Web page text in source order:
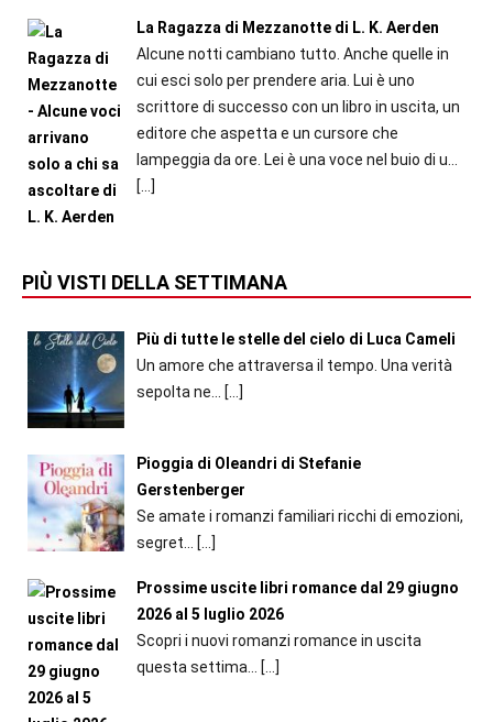
La Ragazza di Mezzanotte di L. K. Aerden
Alcune notti cambiano tutto. Anche quelle in
cui esci solo per prendere aria. Lui è uno
scrittore di successo con un libro in uscita, un
editore che aspetta e un cursore che
lampeggia da ore. Lei è una voce nel buio di u...
[…]
PIÙ VISTI DELLA SETTIMANA
Più di tutte le stelle del cielo di Luca Cameli
Un amore che attraversa il tempo. Una verità
sepolta ne... […]
Pioggia di Oleandri di Stefanie
Gerstenberger
Se amate i romanzi familiari ricchi di emozioni,
segret...
[…]
Prossime uscite libri romance dal 29 giugno
2026 al 5 luglio 2026
Scopri i nuovi romanzi romance in uscita
questa settima...
[…]